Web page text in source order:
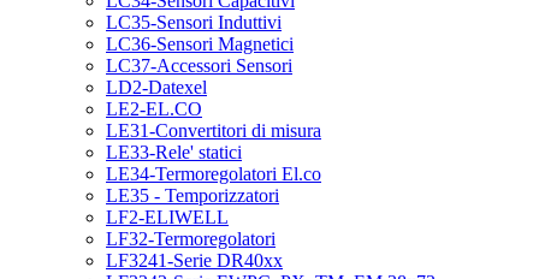
LC35-Sensori Induttivi
LC36-Sensori Magnetici
LC37-Accessori Sensori
LD2-Datexel
LE2-EL.CO
LE31-Convertitori di misura
LE33-Rele' statici
LE34-Termoregolatori El.co
LE35 - Temporizzatori
LF2-ELIWELL
LF32-Termoregolatori
LF3241-Serie DR40xx